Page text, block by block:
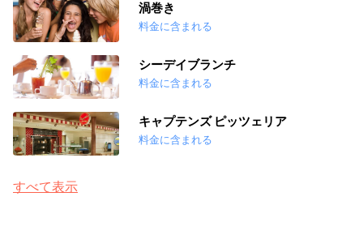
渦巻き
料金に含まれる
シーデイブランチ
料金に含まれる
キャプテンズ ピッツェリア
料金に含まれる
すべて表示